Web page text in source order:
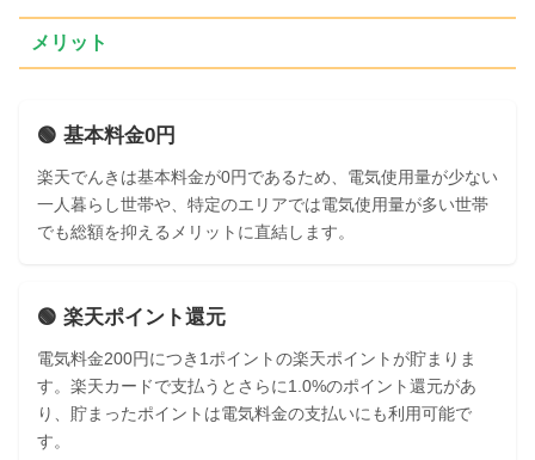
メリット
🟢 基本料金0円
楽天でんきは基本料金が0円であるため、電気使用量が少ない
一人暮らし世帯や、特定のエリアでは電気使用量が多い世帯
でも総額を抑えるメリットに直結します。
🟢 楽天ポイント還元
電気料金200円につき1ポイントの楽天ポイントが貯まりま
す。楽天カードで支払うとさらに1.0%のポイント還元があ
り、貯まったポイントは電気料金の支払いにも利用可能で
す。